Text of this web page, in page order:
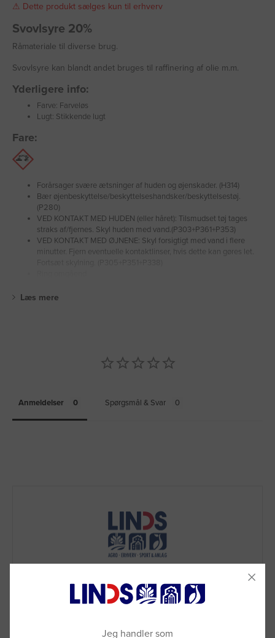
⚠ Dette produkt sælges kun til erhverv
Svovlsyre 20%
Råmateriale til diverse brug.
Svovlsyre kan blandt andet bruges til raffinering af olie m.m.
Yderligere info:
Farve: Farveløs
Lugt: Stikkende lugt
Fare:
Forårsager svære ætsninger af huden og øjenskader. (H314)
Bær øjenbeskyttelse/beskyttelseshandsker/beskyttelsestøj.
(P280)
VED KONTAKT MED HUDEN (eller håret): Tilsmudset tøj tages
straks af/fjernes. Skyl huden med vand.(P303+P361+P353)
VED KONTAKT MED ØJNENE: Skyl forsigtigt med vand i flere
minutter. Fjern eventuelle kontaktlinser, hvis dette kan gøres let.
Læs mere
Anmeldelser Spørgsmål & Svar
Jeg handler som